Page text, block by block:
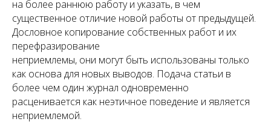
на более раннюю работу и указать, в чем
существенное отличие новой работы от предыдущей.
Дословное копирование собственных работ и их
перефразирование
неприемлемы, они могут быть использованы только
как основа для новых выводов. Подача статьи в
более чем один журнал одновременно
расценивается как неэтичное поведение и является
неприемлемой.